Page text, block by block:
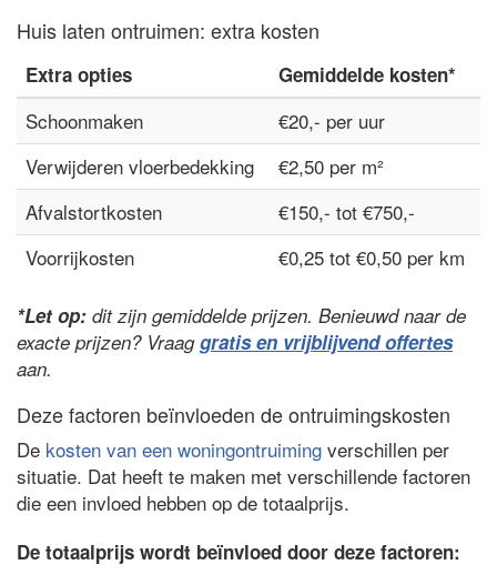
Huis laten ontruimen: extra kosten
Extra opties Gemiddelde kosten*
Schoonmaken
€20,- per uur
Verwijderen vloerbedekking
€2,50 per m²
Afvalstortkosten
€150,- tot €750,-
Voorrijkosten
€0,25 tot €0,50 per km
*Let op: dit zijn gemiddelde prijzen. Benieuwd naar de
exacte prijzen? Vraaggratis en vrijblijvend offertes
aan.
Deze factoren beïnvloeden de ontruimingskosten
De kosten van een woningontruiming verschillen per
situatie. Dat heeft te maken met verschillende factoren
die een invloed hebben op de totaalprijs.
De totaalprijs wordt beïnvloed door deze factoren: